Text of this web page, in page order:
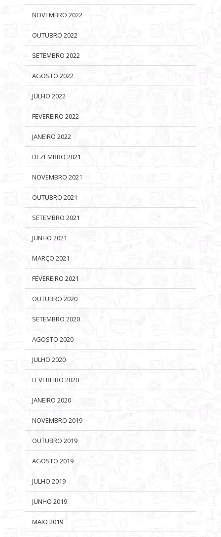
NOVEMBRO 2022
OUTUBRO 2022
SETEMBRO 2022
AGOSTO 2022
JULHO 2022
FEVEREIRO 2022
JANEIRO 2022
DEZEMBRO 2021
NOVEMBRO 2021
OUTUBRO 2021
SETEMBRO 2021
JUNHO 2021
MARÇO 2021
FEVEREIRO 2021
OUTUBRO 2020
SETEMBRO 2020
AGOSTO 2020
JULHO 2020
FEVEREIRO 2020
JANEIRO 2020
NOVEMBRO 2019
OUTUBRO 2019
AGOSTO 2019
JULHO 2019
JUNHO 2019
MAIO 2019